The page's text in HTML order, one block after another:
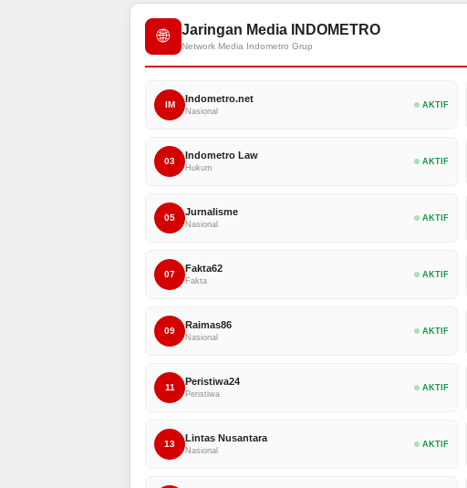
🌐 Jaringan Media INDOMETRO
Network Media Indometro Grup
IM
Indometro.net
Nasional
AKTIF
03
Indometro Law
Hukum
AKTIF
05
Jurnalisme
Nasional
AKTIF
07
Fakta62
Fakta
AKTIF
09
Raimas86
Nasional
AKTIF
11
Peristiwa24
Peristiwa
AKTIF
13
Lintas Nusantara
Nasional
AKTIF